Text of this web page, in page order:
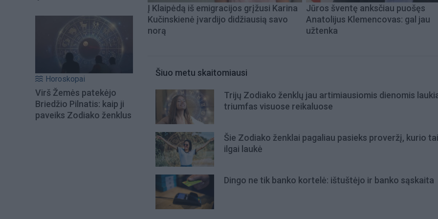
Horoskopai
Virš Žemės patekėjo
Briedžio Pilnatis: kaip ji
paveiks Zodiako ženklus
Į Klaipėdą iš emigracijos grįžusi Karina
Kučinskienė įvardijo didžiausią savo
norą
Jūros šventę anksčiau puošęs
Anatolijus Klemencovas: gal jau
užtenka
Šiuo metu skaitomiausi
Trijų Zodiako ženklų jau artimiausiomis dienomis
triumfas visuose reikaluose
Šie Zodiako ženklai pagaliau pasieks proveržį, kurio
ilgai laukė
Dingo ne tik banko kortelė: ištuštėjo ir banko sąskaita